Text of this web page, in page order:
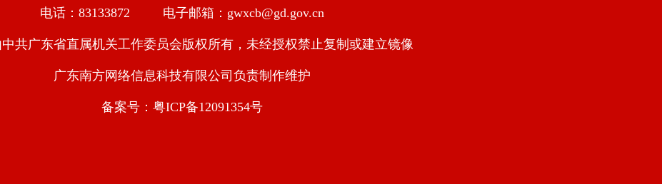
电话：83133872 电子邮箱：gwxcb@gd.gov.cn
共广东省直属机关工作委员会版权所有，未经授权禁止复制或建立镜像
广东南方网络信息科技有限公司负责制作维护
备案号：粤ICP备12091354号